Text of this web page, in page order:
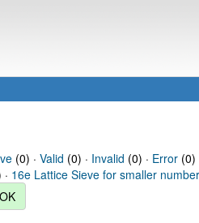
(0) · Valid (0) · Invalid (0) · Error(0)
16e Lattice Sieve for smaller